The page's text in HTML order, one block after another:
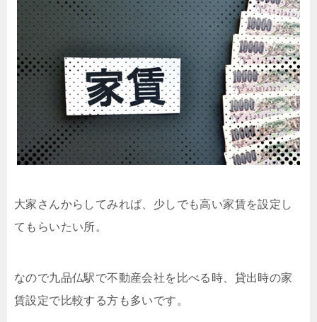
大家さんからしてみれば、少しでも高い家賃を設定し
てもらいたい所。
なので九品仏駅で不動産会社を比べる時、貸出時の家
賃設定で比較する方も多いです。